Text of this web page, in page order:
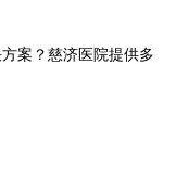
案？慈济医院提供多